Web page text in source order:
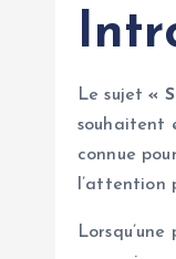
Le sujet«
souhaitent
connue
l’attention